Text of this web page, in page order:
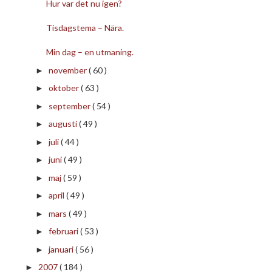
Hur var det nu igen?
Tisdagstema – Nära.
Min dag – en utmaning.
► november( 60 )
► oktober( 63 )
► september( 54 )
► augusti( 49 )
► juli( 44 )
► juni( 49 )
► maj( 59 )
► april ( 49 )
► mars ( 49 )
► februari( 53 )
► januari( 56 )
► 2007( 184 )